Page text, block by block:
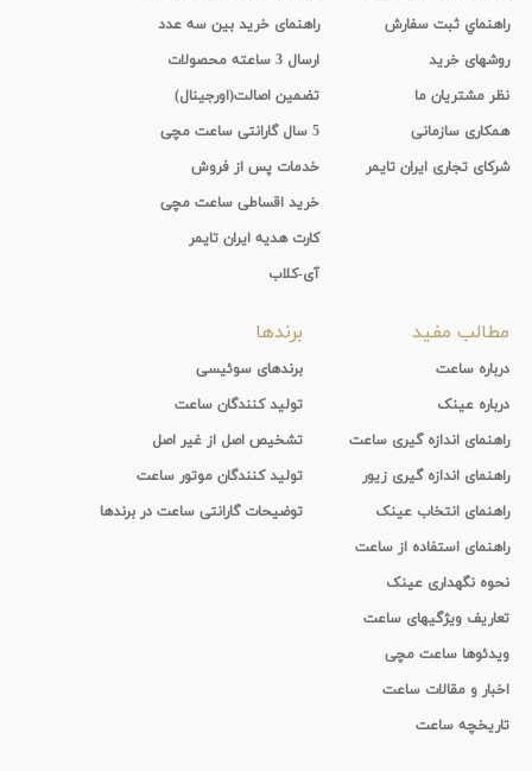
راهنماي ثبت سفارش
روشهای خرید
نظر مشتریان ما
همکاری سازمانی
شرکای تجاری ایران تایمر
راهنمای خرید بین سه عدد
ارسال 3 ساعته محصولات
تضمین اصالت(اورجینال)
5 سال گارانتی ساعت مچی
خدمات پس از فروش
خرید اقساطی ساعت مچی
کارت هدیه ایران تایمر
آی-کلاب
مطالب مفید
درباره ساعت
درباره عینک
راهنمای اندازه گیری ساعت
راهنمای اندازه گیری زیور
راهنمای انتخاب عینک
راهنمای استفاده از ساعت
نحوه نگهداری عینک
تعاریف ویژگیهای ساعت
ویدئوها ساعت مچی
اخبار و مقالات ساعت
تاریخچه ساعت
برندها
برندهای سوئیسی
تولید کنندگان ساعت
تشخیص اصل از غیر اصل
تولید کنندگان موتور ساعت
توضیحات گارانتی ساعت در برندها